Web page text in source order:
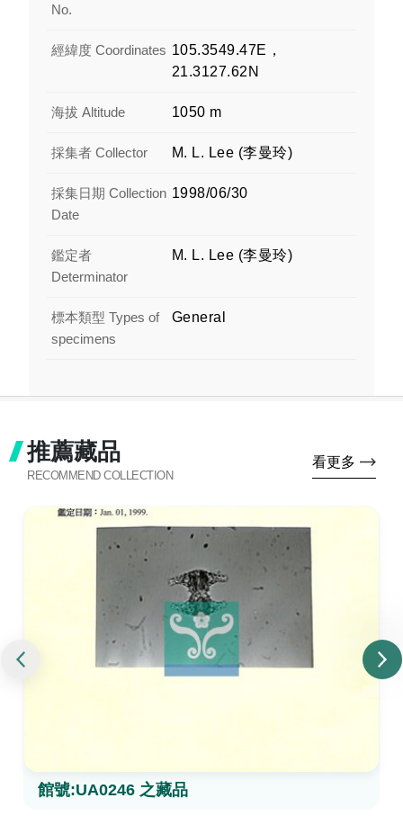
No.
經緯度 Coordinates 105.3549.47E，
21.3127.62N
海拔 Altitude 1050 m
採集者 Collector M. L. Lee (李曼玲)
採集日期 Collection
Date
1998/06/30
鑑定者
Determinator
M. L. Lee (李曼玲)
標本類型 Types of
specimens
General
推薦藏品
RECOMMEND COLLECTION
看更多
館號:UA0246 之藏品